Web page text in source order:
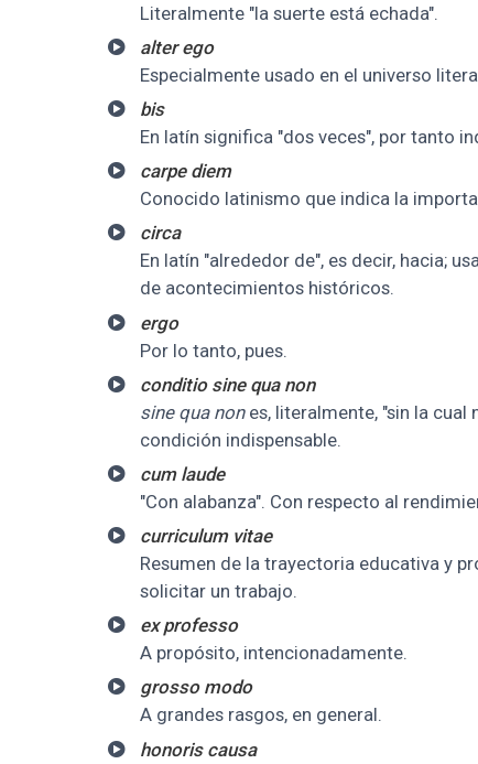
Literalmente "la suerte está echada".
alter ego
Especialmente usado en el universo
bis
En latín significa "dos veces", por tanto
carpe diem
Conocido latinismo que indica la
circa
En latín "alrededor de", es decir, hacia;
de acontecimientos históricos.
ergo
Por lo tanto, pues.
conditio sine qua non
sine qua nones, literalmente, "sin la cual
condición indispensable.
cum laude
"Con alabanza". Con respecto al
curriculum vitae
Resumen de la trayectoria educativa y
solicitar un trabajo.
ex professo
A propósito, intencionadamente.
grosso modo
A grandes rasgos, en general.
honoris causa